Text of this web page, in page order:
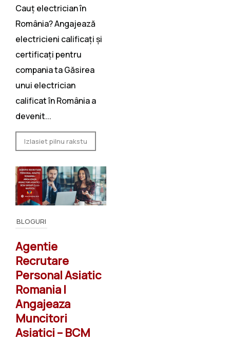
Cauț electrician în
România? Angajează
electricieni calificați și
certificați pentru
compania ta Găsirea
unui electrician
calificat în România a
devenit...
Izlasiet pilnu rakstu
BLOGURI
Agentie
Recrutare
Personal Asiatic
Romania |
Angajeaza
Muncitori
Asiatici – BCM